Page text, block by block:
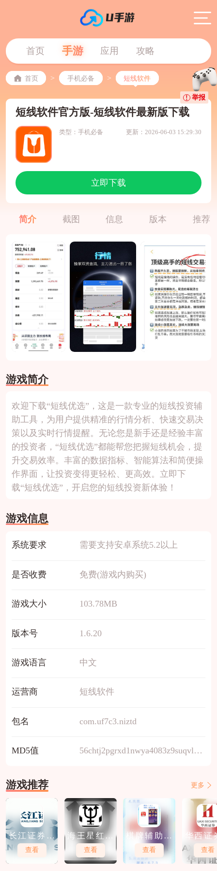
首页 手游 应用 攻略
首页 > 手机必备 > 短线软件
短线软件官方版-短线软件最新版下载
类型：手机必备 更新：2026-06-03 15:29:30
立即下载
举报
简介 截图 信息 版本 推荐
游戏简介
欢迎下载“短线优选”，这是一款专业的短线投资辅
助工具，为用户提供精准的行情分析、快速交易决
策以及实时行情提醒。无论您是新手还是经验丰富
的投资者，“短线优选”都能帮您把握短线机会，提
升交易效率。丰富的数据指标、智能算法和简便操
作界面，让投资变得更轻松、更高效。立即下
载“短线优选”，开启您的短线投资新体验！
游戏信息
系统要求 需要支持安卓系统5.2以上
是否收费 免费(游戏内购买)
游戏大小 103.78MB
版本号 1.6.20
游戏语言 中文
运营商 短线软件
包名 com.uf7c3.niztd
MD5值 56chtj2pgrxd1nwya4083z9suqvlefim
游戏推荐 更多
长江证券免
费软件下载
查看
海王星红包
软件下载
查看
棋牌辅助软
件免费下载
查看
华西证
件免费
查看